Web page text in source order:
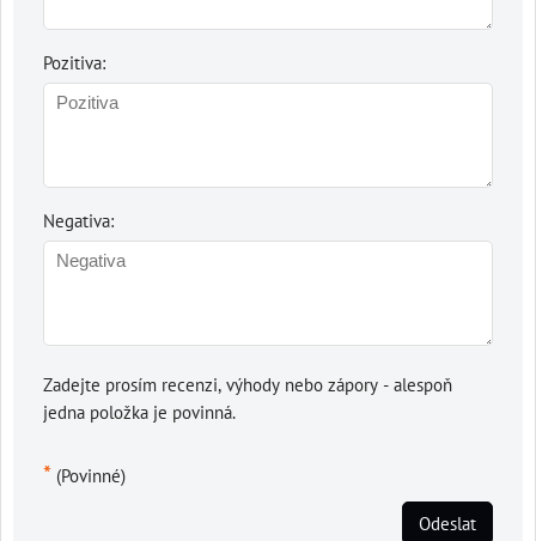
Pozitiva:
Negativa:
Zadejte prosím recenzi, výhody nebo zápory - alespoň
jedna položka je povinná.
* (Povinné)
Odeslat